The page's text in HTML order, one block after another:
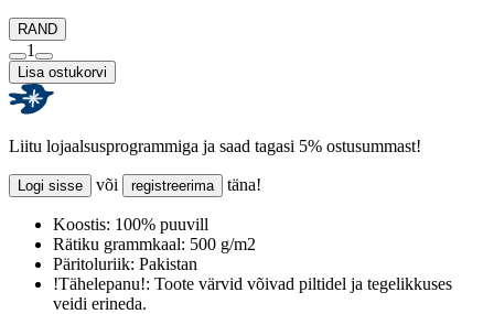
RAND
1
Lisa ostukorvi
Liitu lojaalsusprogrammiga ja saad tagasi 5% ostusummast!
Logi sisse või registreerima täna!
Koostis: 100% puuvill
Rätiku grammkaal: 500 g/m2
Päritoluriik: Pakistan
!Tähelepanu!: Toote värvid võivad piltidel ja tegelikkuses
veidi erineda.